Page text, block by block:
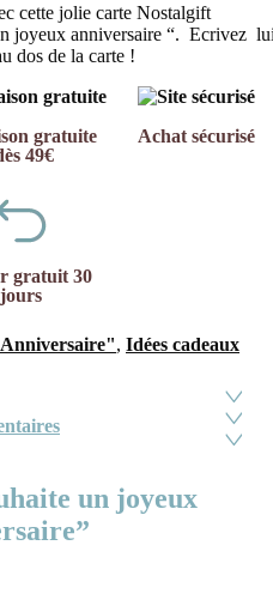
cette jolie carte Nostalgift
joyeux anniversaire “. Ecrivez
dos de la carte !
gratuite
49€
Achat sécurisé
gratuit 30
jours
, Idées cadeaux
un joyeux